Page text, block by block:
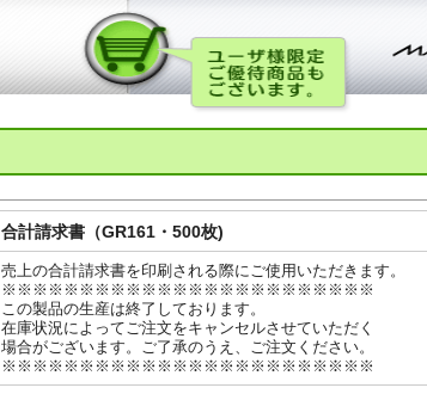
合計請求書（GR161・500枚)
売上の合計請求書を印刷される際にご使用いただきます。
※※※※※※※※※※※※※※※※※※※※※※※※
この製品の生産は終了しております。
在庫状況によってご注文をキャンセルさせていただく
場合がございます。ご了承のうえ、ご注文ください。
※※※※※※※※※※※※※※※※※※※※※※※※